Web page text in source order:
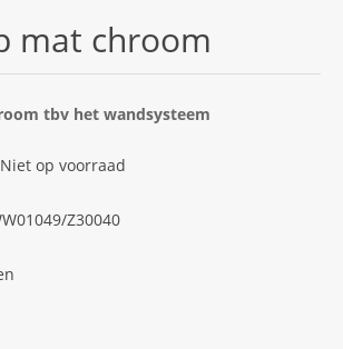
mat chroom
tbv het wandsysteem
Niet op voorraad
Z30040